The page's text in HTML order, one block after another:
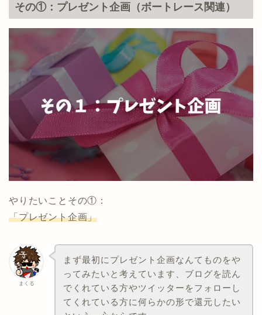
その①：プレゼント企画（ボートレース関連）
やりたいことその①：
「プレゼント企画」
まくる
まず最初にプレゼント企画なんてものをや
ってみたいと考えています、ブログを読ん
でくれている方やツイッターをフォローし
てくれている方に何らかの形で還元したい